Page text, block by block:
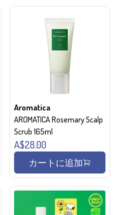
Aromatica
AROMATICA Rosemary Scalp
Scrub 165ml
A$28.00
カートに追加